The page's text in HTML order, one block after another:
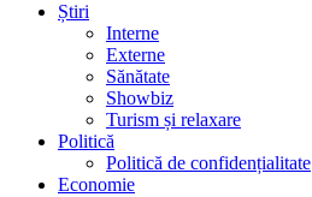
Știri
Interne
Externe
Sănătate
Showbiz
Turism și relaxare
Politică
Politică de confidențialitate
Economie